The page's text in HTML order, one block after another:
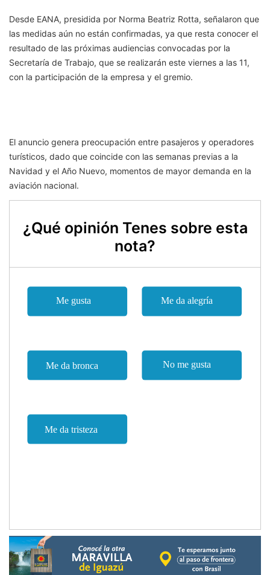
Desde EANA, presidida por Norma Beatriz Rotta, señalaron que
las medidas aún no están confirmadas, ya que resta conocer el
resultado de las próximas audiencias convocadas por la
Secretaría de Trabajo, que se realizarán este viernes a las 11,
con la participación de la empresa y el gremio.
El anuncio genera preocupación entre pasajeros y operadores
turísticos, dado que coincide con las semanas previas a la
Navidad y el Año Nuevo, momentos de mayor demanda en la
aviación nacional.
¿Qué opinión Tenes sobre esta
nota?